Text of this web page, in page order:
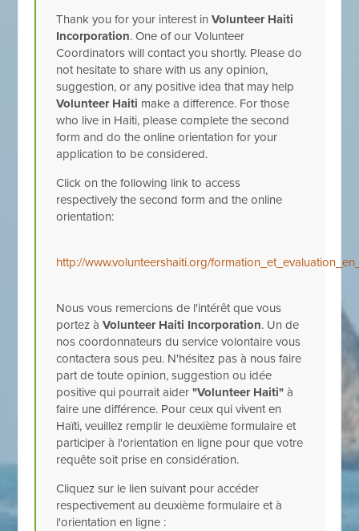
Thank you for your interest inVolunteer Haiti
Incorporation. One of our Volunteer
Coordinators will contact you shortly. Please do
not hesitate to share with us any opinion,
suggestion, or any positive idea that may help
Volunteer Haiti make a difference. For those
who live in Haiti, please complete the second
form and do the online orientation for your
application to be considered.
Click on the following link to access
respectively the second form and the online
orientation:
http://www.volunteershaiti.org/
Nous vous remercions de l'intérêt que vous
portez àVolunteer Haiti Incorporation. Un de
nos coordonnateurs du service volontaire vous
contactera sous peu. N'hésitez pas à nous faire
part de toute opinion, suggestion ou idée
positive qui pourrait aider"Volunteer Haiti" à
faire une différence. Pour ceux qui vivent en
Haïti, veuillez remplir le deuxième formulaire et
participer à l'orientation en ligne pour que votre
requête soit prise en considération.
Cliquez sur le lien suivant pour accéder
respectivement au deuxième formulaire et à
l'orientation en ligne :